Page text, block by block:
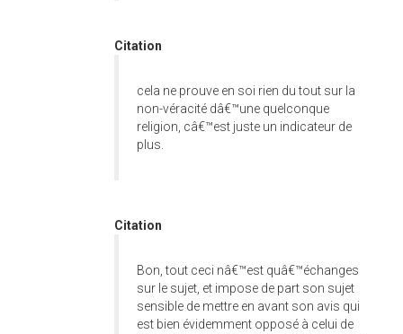
Citation
cela ne prouve en soi rien du tout sur la
non-véracité dâ€™une quelconque
religion, câ€™est juste un indicateur de
plus.
Citation
Bon, tout ceci nâ€™est quâ€™échanges
sur le sujet, et impose de part son sujet
sensible de mettre en avant son avis qui
est bien évidemment opposé à celui de